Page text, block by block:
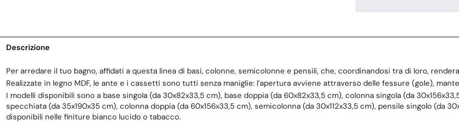
Descrizione
Per arredare il tuo bagno, affidati a questa linea di basi, colonne, semicolonne e pensili, che, coordinandosi tra di loro,
Realizzate in legno MDF, le ante e i cassetti sono tutti senza maniglie: l’apertura avviene attraverso delle fessure (gole),
I modelli disponibili sono a base singola (da 30x82x33,5 cm), base doppia (da 60x82x33,5 cm), colonna singola (da
specchiata (da 35x190x35 cm), colonna doppia (da 60x156x33,5 cm), semicolonna (da 30x112x33,5 cm), pensile singolo (da
disponibili nelle finiture bianco lucido o tabacco.